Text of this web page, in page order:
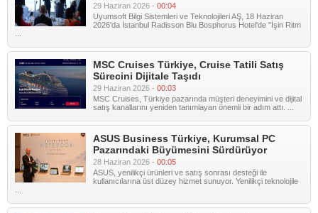
29 Haziran 2026 - 00:04
Uyumsoft Bilgi Sistemleri ve Teknolojileri AŞ, 18 Haziran
2026'da İstanbul Radisson Blu Bosphorus Hotel'de "İşin Ritm
MSC Cruises Türkiye, Cruise Tatili Satış
Sürecini Dijitale Taşıdı
29 Haziran 2026 - 00:03
MSC Cruises, Türkiye pazarında müşteri deneyimini ve dijital
satış kanallarını yeniden tanımlayan önemli bir adım attı. ...
ASUS Business Türkiye, Kurumsal PC
Pazarındaki Büyümesini Sürdürüyor
28 Haziran 2026 - 00:05
ASUS, yenilikçi ürünleri ve satış sonrası desteği ile
kullanıcılarına üst düzey hizmet sunuyor. Yenilikçi teknolojile